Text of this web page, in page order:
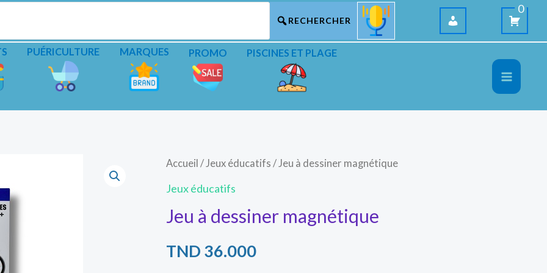
0
PUÉRICULTURE MARQUES PROMO PISCINES ET PLAGE
Accueil /Jeux éducatifs / Jeu à dessiner magnétique
Jeux éducatifs
Jeu à dessiner magnétique
TND 36.000